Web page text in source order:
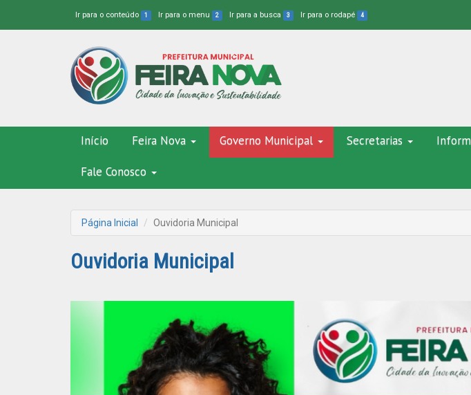
Ir para o conteúdo 1 Ir para o menu 2 Ir para a busca 3 Ir para o rodapé 4
Início Feira Nova Governo Municipal Secretarias
Fale Conosco
Página Inicial Ouvidoria Municipal
Ouvidoria Municipal